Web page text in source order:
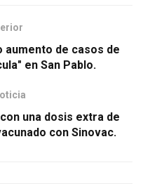
aumento de casos de
en San Pablo.
una dosis extra de
con Sinovac.